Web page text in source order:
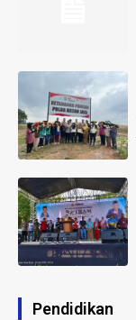
Pendidikan